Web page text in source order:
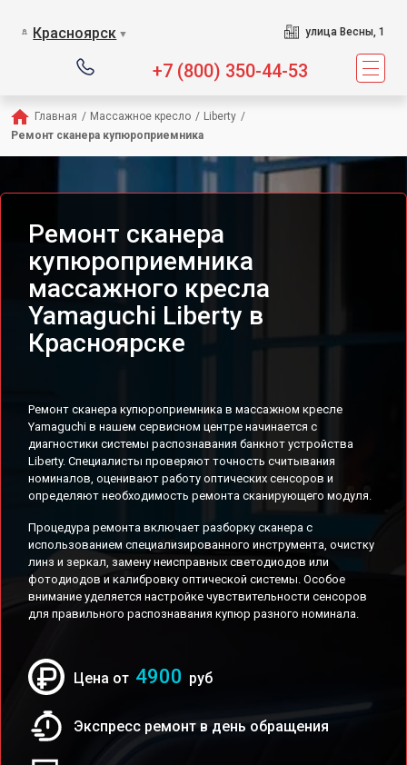
Красноярск ▼ улица Весны, 1
+7 (800) 350-44-53
Главная / Массажное кресло / Liberty /
Ремонт сканера купюроприемника
Ремонт сканера
купюроприемника
массажного кресла
Yamaguchi Liberty в
Красноярске
Ремонт сканера купюроприемника в массажном кресле
Yamaguchi в нашем сервисном центре начинается с
диагностики системы распознавания банкнот устройства
Liberty. Специалисты проверяют точность считывания
номиналов, оценивают работу оптических сенсоров и
определяют необходимость ремонта сканирующего модуля.
Процедура ремонта включает разборку сканера с
использованием специализированного инструмента, очистку
линз и зеркал, замену неисправных светодиодов или
фотодиодов и калибровку оптической системы. Особое
внимание уделяется настройке чувствительности сенсоров
для правильного распознавания купюр разного номинала.
Цена от 4900 руб
Экспресс ремонт в день обращения